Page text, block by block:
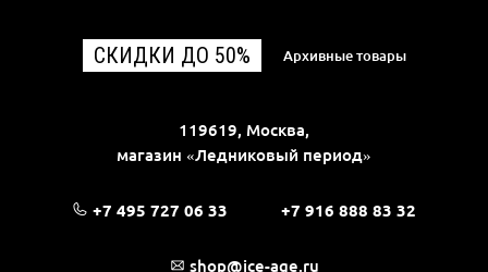
СКИДКИ ДО 50% Архивные товары
119619, Москва,
магазин «Ледниковый период»
+7 495 727 06 33 +7 916 888 83 32
shop@ice-age.ru